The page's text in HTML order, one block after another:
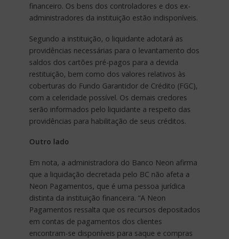
financeiro. Os bens dos controladores e dos ex-
administradores da instituição estão indisponíveis.
Segundo a instituição, o liquidante adotará as
providências necessárias para o levantamento dos
saldos dos cartões pré-pagos para a devida
restituição, bem como dos valores relativos às
coberturas do Fundo Garantidor de Crédito (FGC),
com a celeridade possível. Os demais credores
serão informados pelo liquidante a respeito das
providências para habilitação de seus créditos.
Outro lado
Em nota, a administradora do Banco Neon afirma
que a liquidação decretada pelo BC não afeta a
Neon Pagamentos, que é uma pessoa jurídica
distinta da instituição financeira. “A Neon
Pagamentos ressalta que os recursos depositados
em contas de pagamentos dos clientes
encontram-se disponíveis para saque e compras